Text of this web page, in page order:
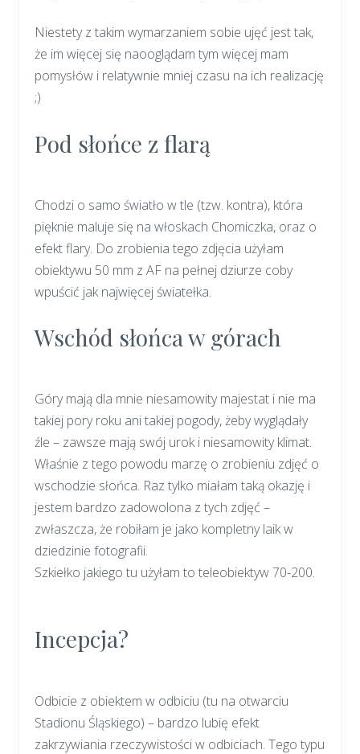
Niestety z takim wymarzaniem sobie ujęć jest tak,
że im więcej się naooglądam tym więcej mam
pomysłów i relatywnie mniej czasu na ich realizację
;)
Pod słońce z flarą
Chodzi o samo światło w tle (tzw. kontra), która
pięknie maluje się na włoskach Chomiczka, oraz o
efekt flary. Do zrobienia tego zdjęcia użyłam
obiektywu 50 mm z AF na pełnej dziurze coby
wpuścić jak najwięcej światełka.
Wschód słońca w górach
Góry mają dla mnie niesamowity majestat i nie ma
takiej pory roku ani takiej pogody, żeby wyglądały
źle – zawsze mają swój urok i niesamowity klimat.
Właśnie z tego powodu marzę o zrobieniu zdjęć o
wschodzie słońca. Raz tylko miałam taką okazję i
jestem bardzo zadowolona z tych zdjęć –
zwłaszcza, że robiłam je jako kompletny laik w
dziedzinie fotografii.
Szkiełko jakiego tu użyłam to teleobiektyw 70-200.
Incepcja?
Odbicie z obiektem w odbiciu (tu na otwarciu
Stadionu Śląskiego) – bardzo lubię efekt
zakrzywiania rzeczywistości w odbiciach. Tego typu